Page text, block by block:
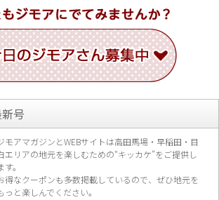
号
モアマガジンとWEBサイトは高田馬場・早稲田・目
エリアの地元を楽しむための“キッカケ”をご提供し
す。
得なクーポンも多数掲載しているので、 ぜひ地元を
っと楽しんでください。